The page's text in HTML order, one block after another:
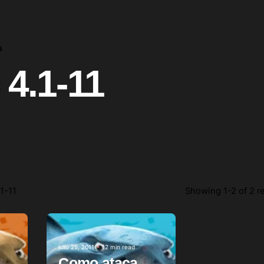
11
11 Showing 1-2 of 2
Posted by
julio 25, 2011 12 min read